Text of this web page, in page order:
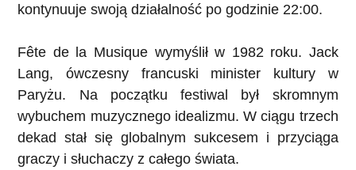
kontynuuje swoją działalność po godzinie 22:00.
Fête de la Musique wymyślił w 1982 roku. Jack
Lang, ówczesny francuski minister kultury w
Paryżu. Na początku festiwal był skromnym
wybuchem muzycznego idealizmu. W ciągu trzech
dekad stał się globalnym sukcesem i przyciąga
graczy i słuchaczy z całego świata.